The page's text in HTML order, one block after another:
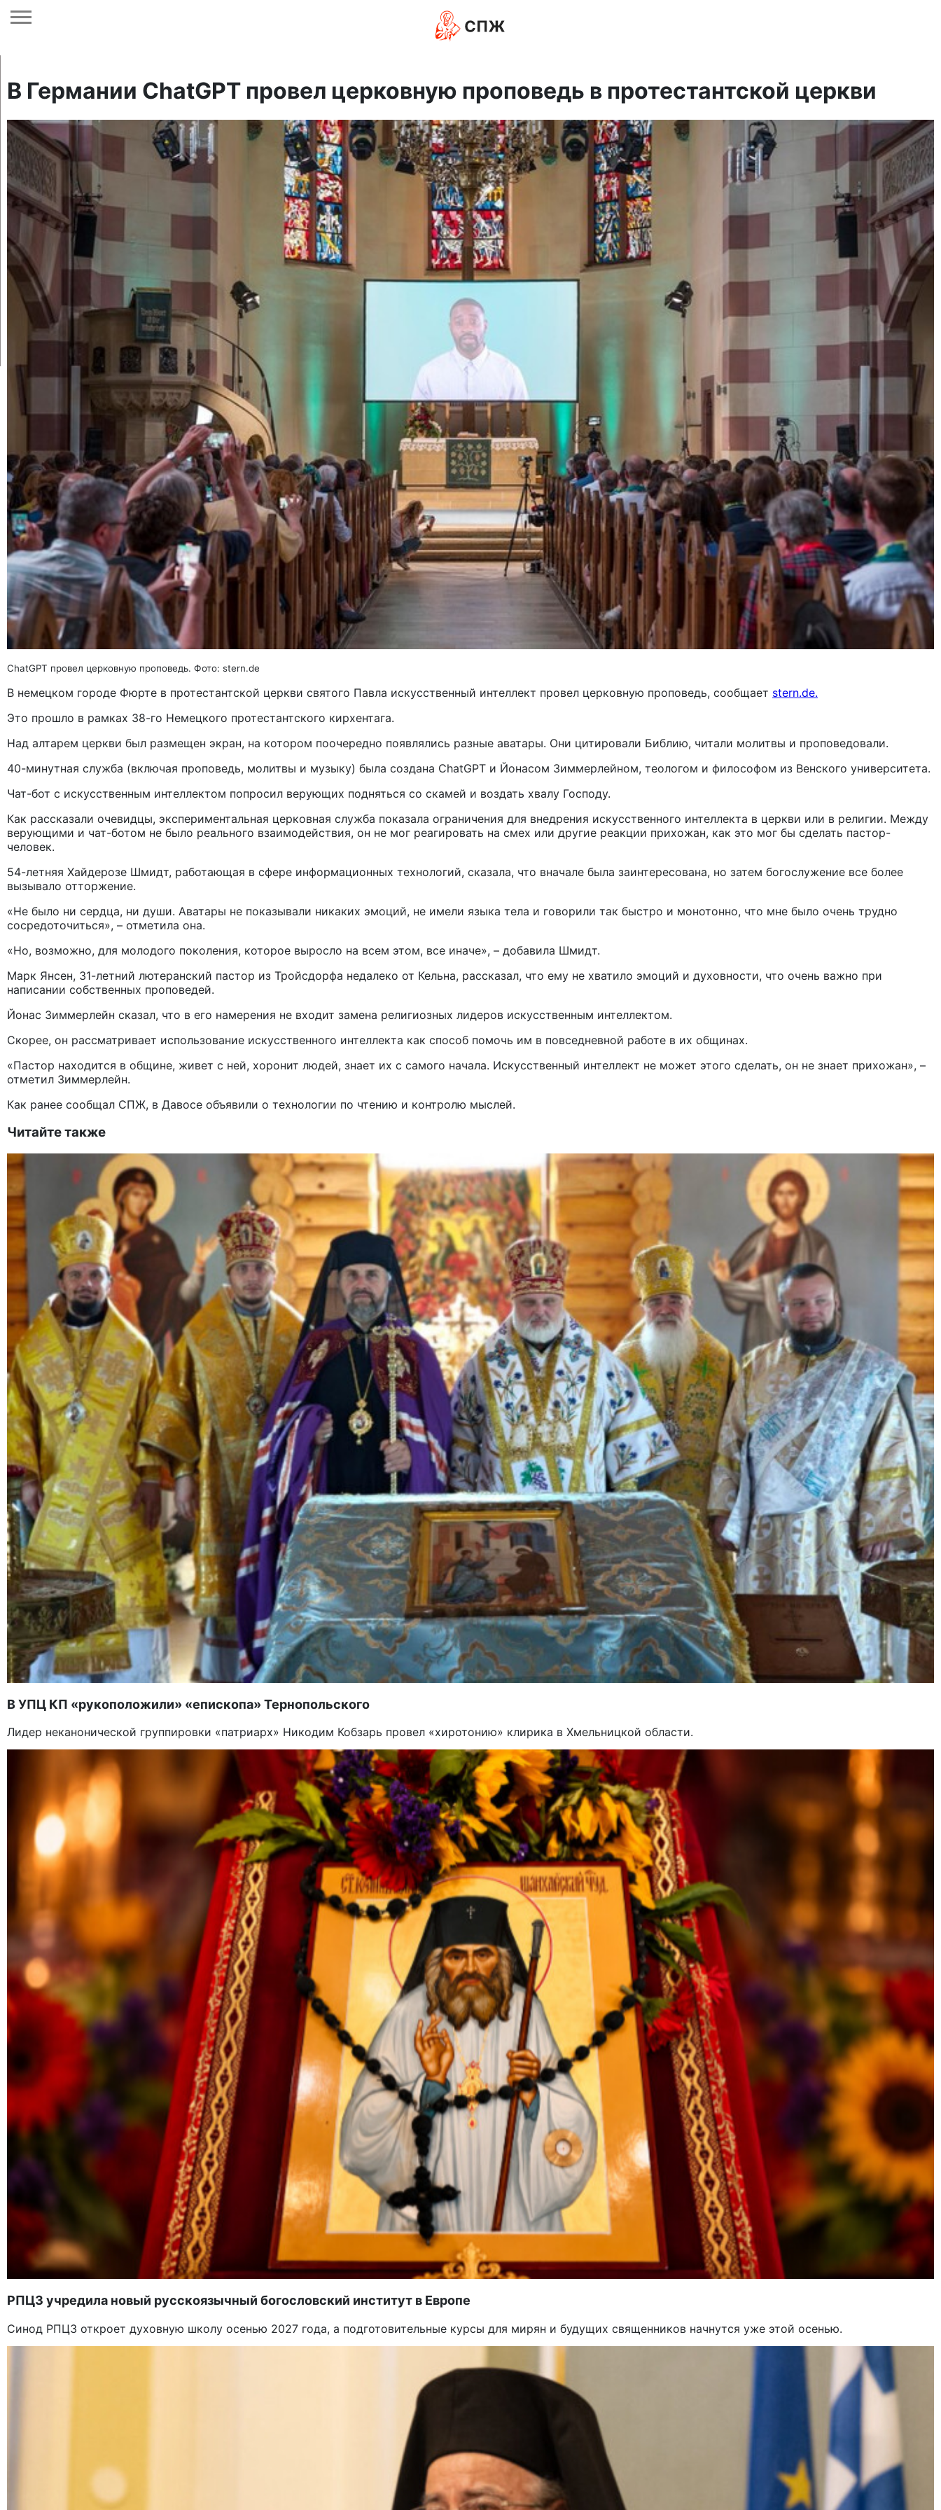
В Германии ChatGPT провел церковную проповедь в протестантской церкви
ChatGPT провел церковную проповедь. Фото: stern.de
В немецком городе Фюрте в протестантской церкви святого Павла искусственный интеллект провел церковную проповедь, сообщает stern.de.
Это прошло в рамках 38-го Немецкого протестантского кирхентага.
Над алтарем церкви был размещен экран, на котором поочередно появлялись разные аватары. Они цитировали Библию, читали молитвы и проповедовали.
40-минутная служба (включая проповедь, молитвы и музыку) была создана ChatGPT и Йонасом Зиммерлейном, теологом и философом из Венского университета.
Чат-бот с искусственным интеллектом попросил верующих подняться со скамей и воздать хвалу Господу.
Как рассказали очевидцы, экспериментальная церковная служба показала ограничения для внедрения искусственного интеллекта в церкви или в религии. Между
верующими и чат-ботом не было реального взаимодействия, он не мог реагировать на смех или другие реакции прихожан, как это мог бы сделать пастор-
человек.
54-летняя Хайдерозе Шмидт, работающая в сфере информационных технологий, сказала, что вначале была заинтересована, но затем богослужение все более
вызывало отторжение.
«Не было ни сердца, ни души. Аватары не показывали никаких эмоций, не имели языка тела и говорили так быстро и монотонно, что мне было очень трудно
сосредоточиться», – отметила она.
«Но, возможно, для молодого поколения, которое выросло на всем этом, все иначе», – добавила Шмидт.
Марк Янсен, 31-летний лютеранский пастор из Тройсдорфа недалеко от Кельна, рассказал, что ему не хватило эмоций и духовности, что очень важно при
написании собственных проповедей.
Йонас Зиммерлейн сказал, что в его намерения не входит замена религиозных лидеров искусственным интеллектом.
Скорее, он рассматривает использование искусственного интеллекта как способ помочь им в повседневной работе в их общинах.
«Пастор находится в общине, живет с ней, хоронит людей, знает их с самого начала. Искусственный интеллект не может этого сделать, он не знает прихожан», –
отметил Зиммерлейн.
Как ранее сообщал СПЖ, в Давосе объявили о технологии по чтению и контролю мыслей.
Читайте также
В УПЦ КП «рукоположили» «епископа» Тернопольского
Лидер неканонической группировки «патриарх» Никодим Кобзарь провел «хиротонию» клирика в Хмельницкой области.
РПЦЗ учредила новый русскоязычный богословский институт в Европе
Синод РПЦЗ откроет духовную школу осенью 2027 года, а подготовительные курсы для мирян и будущих священников начнутся уже этой осенью.